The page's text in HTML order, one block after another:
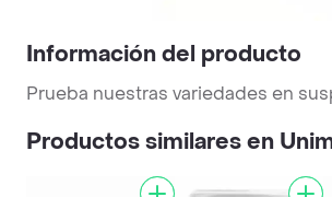
Información del producto
Prueba nuestras variedades en
Productos similares en